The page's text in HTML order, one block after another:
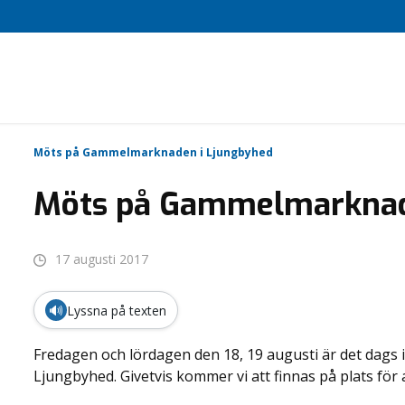
Möts på Gammelmarknaden i Ljungbyhed
Möts på
17 augusti 2017
🔊 Lyssna på texten
Fredagen och lördagen den 18, 19 augusti är det
Ljungbyhed. Givetvis kommer vi att finnas på plats